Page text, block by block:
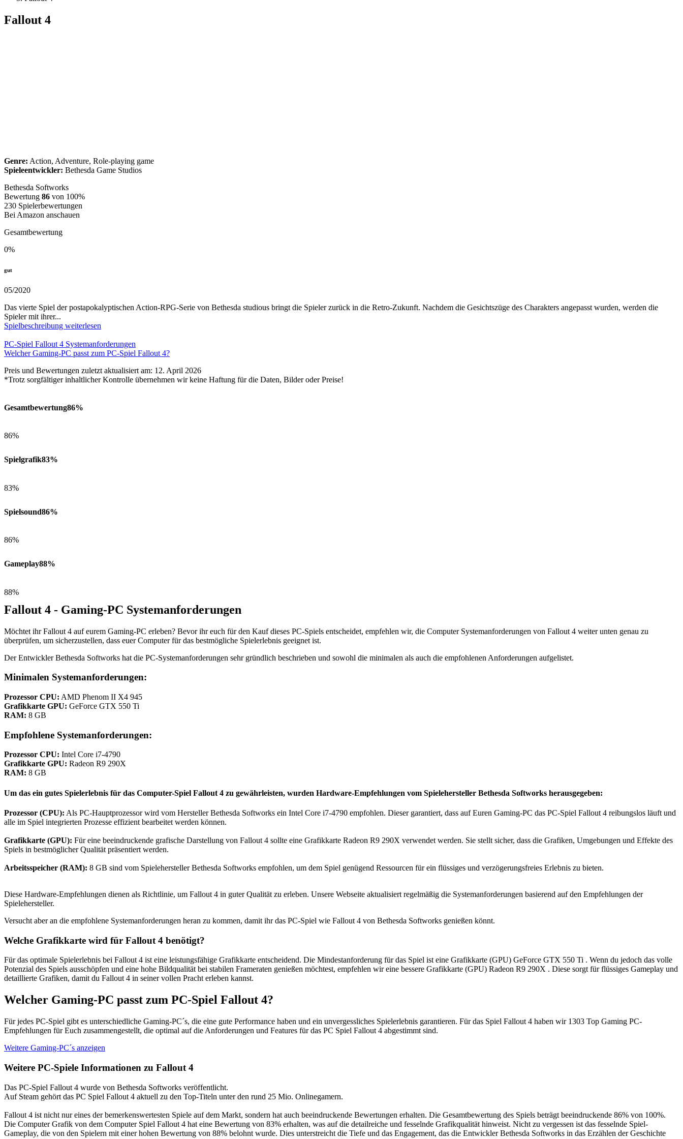
Fallout 4
Genre: Action, Adventure, Role-playing game
Spieleentwickler: Bethesda Game Studios
Bethesda Softworks
Bewertung 86 von 100%
230 Spielerbewertungen
Bei Amazon anschauen
Gesamtbewertung
0%
gut
05/2020
Das vierte Spiel der postapokalyptischen Action-RPG-Serie von Bethesda studious bringt die Spieler zurück in die Retro-Zukunft. Nachdem die Gesichtszüge des Charakters angepasst wurden, werden die
Spieler mit ihrer...
Spielbeschreibung weiterlesen
PC-Spiel Fallout 4 Systemanforderungen
Welcher Gaming-PC passt zum PC-Spiel Fallout 4?
Preis und Bewertungen zuletzt aktualisiert am: 12. April 2026
*Trotz sorgfältiger inhaltlicher Kontrolle übernehmen wir keine Haftung für die Daten, Bilder oder Preise!
Gesamtbewertung86%
86%
Spielgrafik83%
83%
Spielsound86%
86%
Gameplay88%
88%
Fallout 4 - Gaming-PC Systemanforderungen
Möchtet ihr Fallout 4 auf eurem Gaming-PC erleben? Bevor ihr euch für den Kauf dieses PC-Spiels entscheidet, empfehlen wir, die Computer Systemanforderungen von Fallout 4 weiter unten genau zu
überprüfen, um sicherzustellen, dass euer Computer für das bestmögliche Spielerlebnis geeignet ist.
Der Entwickler Bethesda Softworks hat die PC-Systemanforderungen sehr gründlich beschrieben und sowohl die minimalen als auch die empfohlenen Anforderungen aufgelistet.
Minimalen Systemanforderungen:
Prozessor CPU: AMD Phenom II X4 945
Grafikkarte GPU: GeForce GTX 550 Ti
RAM: 8 GB
Empfohlene Systemanforderungen:
Prozessor CPU: Intel Core i7-4790
Grafikkarte GPU: Radeon R9 290X
RAM: 8 GB
Um das ein gutes Spielerlebnis für das Computer-Spiel Fallout 4 zu gewährleisten, wurden Hardware-Empfehlungen vom Spielehersteller Bethesda Softworks herausgegeben:
Prozessor (CPU): Als PC-Hauptprozessor wird vom Hersteller Bethesda Softworks ein Intel Core i7-4790 empfohlen. Dieser garantiert, dass auf Euren Gaming-PC das PC-Spiel Fallout 4 reibungslos läuft und
alle im Spiel integrierten Prozesse effizient bearbeitet werden können.
Grafikkarte (GPU): Für eine beeindruckende grafische Darstellung von Fallout 4 sollte eine Grafikkarte Radeon R9 290X verwendet werden. Sie stellt sicher, dass die Grafiken, Umgebungen und Effekte des
Spiels in bestmöglicher Qualität präsentiert werden.
Arbeitsspeicher (RAM): 8 GB sind vom Spielehersteller Bethesda Softworks empfohlen, um dem Spiel genügend Ressourcen für ein flüssiges und verzögerungsfreies Erlebnis zu bieten.
Diese Hardware-Empfehlungen dienen als Richtlinie, um Fallout 4 in guter Qualität zu erleben. Unsere Webseite aktualisiert regelmäßig die Systemanforderungen basierend auf den Empfehlungen der
Spielehersteller.
Versucht aber an die empfohlene Systemanforderungen heran zu kommen, damit ihr das PC-Spiel wie Fallout 4 von Bethesda Softworks genießen könnt.
Welche Grafikkarte wird für Fallout 4 benötigt?
Für das optimale Spielerlebnis bei Fallout 4 ist eine leistungsfähige Grafikkarte entscheidend. Die Mindestanforderung für das Spiel ist eine Grafikkarte (GPU) GeForce GTX 550 Ti . Wenn du jedoch das volle
Potenzial des Spiels ausschöpfen und eine hohe Bildqualität bei stabilen Frameraten genießen möchtest, empfehlen wir eine bessere Grafikkarte (GPU) Radeon R9 290X . Diese sorgt für flüssiges Gameplay und
detaillierte Grafiken, damit du Fallout 4 in seiner vollen Pracht erleben kannst.
Welcher Gaming-PC passt zum PC-Spiel Fallout 4?
Für jedes PC-Spiel gibt es unterschiedliche Gaming-PC´s, die eine gute Performance haben und ein unvergessliches Spielerlebnis garantieren. Für das Spiel Fallout 4 haben wir 1303 Top Gaming PC-
Empfehlungen für Euch zusammengestellt, die optimal auf die Anforderungen und Features für das PC Spiel Fallout 4 abgestimmt sind.
Weitere Gaming-PC´s anzeigen
Weitere PC-Spiele Informationen zu Fallout 4
Das PC-Spiel Fallout 4 wurde von Bethesda Softworks veröffentlicht.
Auf Steam gehört das PC Spiel Fallout 4 aktuell zu den Top-Titeln unter den rund 25 Mio. Onlinegamern.
Fallout 4 ist nicht nur eines der bemerkenswertesten Spiele auf dem Markt, sondern hat auch beeindruckende Bewertungen erhalten. Die Gesamtbewertung des Spiels beträgt beeindruckende 86% von 100%.
Die Computer Grafik von dem Computer Spiel Fallout 4 hat eine Bewertung von 83% erhalten, was auf die detailreiche und fesselnde Grafikqualität hinweist. Nicht zu vergessen ist das fesselnde Spiel-
Gameplay, die von den Spielern mit einer hohen Bewertung von 88% belohnt wurde. Dies unterstreicht die Tiefe und das Engagement, das die Entwickler Bethesda Softworks in das Erzählen der Geschichte